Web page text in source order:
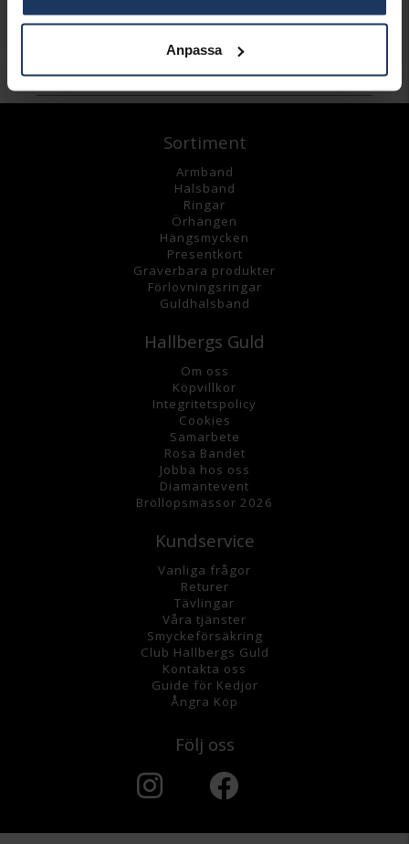
Anpassa
445:- 895:-
Andra köpte även
Sortiment
Armband
Halsband
Ringar
Örhängen
Hängsmycken
Presentkort
Graverbara produkter
Förlovningsringar
Guldhalsband
Hallbergs Guld
Om oss
Köpvillkor
Integritetspolicy
Cookies
Samarbete
Rosa Bandet
Jobba hos oss
Diamantevent
Bröllopsmässor 2026
Kundservice
Vanliga frågor
Returer
Tävlingar
Våra tjänster
Smyckeförsäkring
Club Hallbergs Guld
Kontakta oss
Guide för Kedjor
Ångra Köp
Följ oss